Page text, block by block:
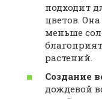
подходит
цветов.
меньше
растений.
Создание
дождевой